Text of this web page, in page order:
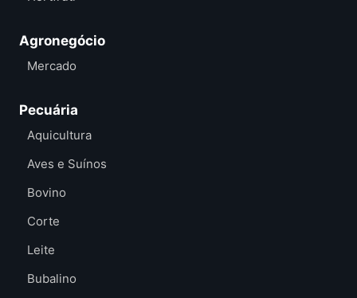
Agronegócio
Mercado
Pecuária
Aquicultura
Aves e Suínos
Bovino
Corte
Leite
Bubalino